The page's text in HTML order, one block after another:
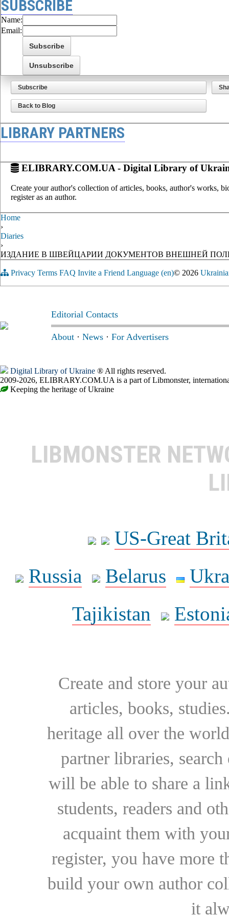
SUBSCRIBE
Name:
Email:
Subscribe
Back to Blog
LIBRARY PARTNERS
ELIBRARY.COM.UA - Digital Library of
Create your author's collection of articles, books, author's works,
register as an author.
Home
›
Diaries
›
ИЗДАНИЕ В ШВЕЙЦАРИИ ДОКУМЕНТОВ ВНЕШНЕЙ
Privacy Terms FAQ Invite a Friend Language (en)© 2026
Editorial Contacts
About · News · For Advertisers
Digital Library of Ukraine ® All rights reserved.
2009-2026, ELIBRARY.COM.UA is a part of Libmonster,
Keeping the heritage of Ukraine
LIBMONSTER
US-Great
Russia
Belarus
Tajikistan
Create and store your
articles, books,
heritage all over the
partner libraries,
will be able to share a
students, readers and
acquaint them with
register, you have more
build your own author
it